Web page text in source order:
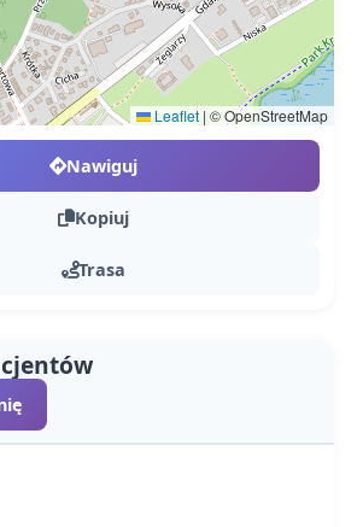
Leaflet | © OpenStreetMap
Nawiguj
Kopiuj
Trasa